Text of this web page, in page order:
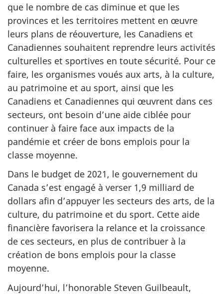
que le nombre de cas diminue et que les
provinces et les territoires mettent en œuvre
leurs plans de réouverture, les Canadiens et
Canadiennes souhaitent reprendre leurs activités
culturelles et sportives en toute sécurité. Pour ce
faire, les organismes voués aux arts, à la culture,
au patrimoine et au sport, ainsi que les
Canadiens et Canadiennes qui œuvrent dans ces
secteurs, ont besoin d’une aide ciblée pour
continuer à faire face aux impacts de la
pandémie et créer de bons emplois pour la
classe moyenne.
Dans le budget de 2021, le gouvernement du
Canada s’est engagé à verser 1,9 milliard de
dollars afin d’appuyer les secteurs des arts, de la
culture, du patrimoine et du sport. Cette aide
financière favorisera la relance et la croissance
de ces secteurs, en plus de contribuer à la
création de bons emplois pour la classe
moyenne.
Aujourd’hui, l’honorable Steven Guilbeault,